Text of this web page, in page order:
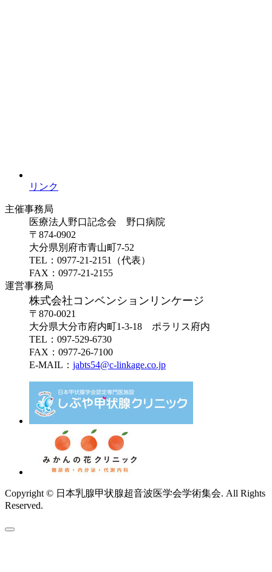
リンク
主催事務局
医療法人野口記念会 野口病院
〒874-0902
大分県別府市青山町7-52
TEL：0977-21-2151（代表）
FAX：0977-21-2155
運営事務局
株式会社コンベンションリンケージ
〒870-0021
大分県大分市府内町1-3-18 ポラリス府内
TEL：097-529-6730
FAX：0977-26-7100
E-MAIL： jabts54@c-linkage.co.jp
Copyright © 日本乳腺甲状腺超音波医学会学術集会. All Rights
Reserved.